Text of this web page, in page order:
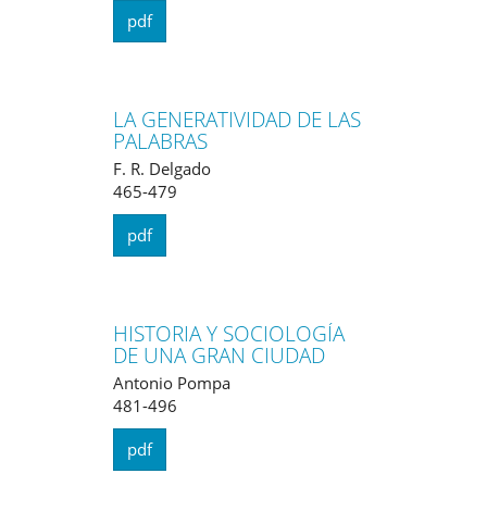
pdf
LA GENERATIVIDAD DE LAS
PALABRAS
F. R. Delgado
465-479
pdf
HISTORIA Y SOCIOLOGÍA
DE UNA GRAN CIUDAD
Antonio Pompa
481-496
pdf